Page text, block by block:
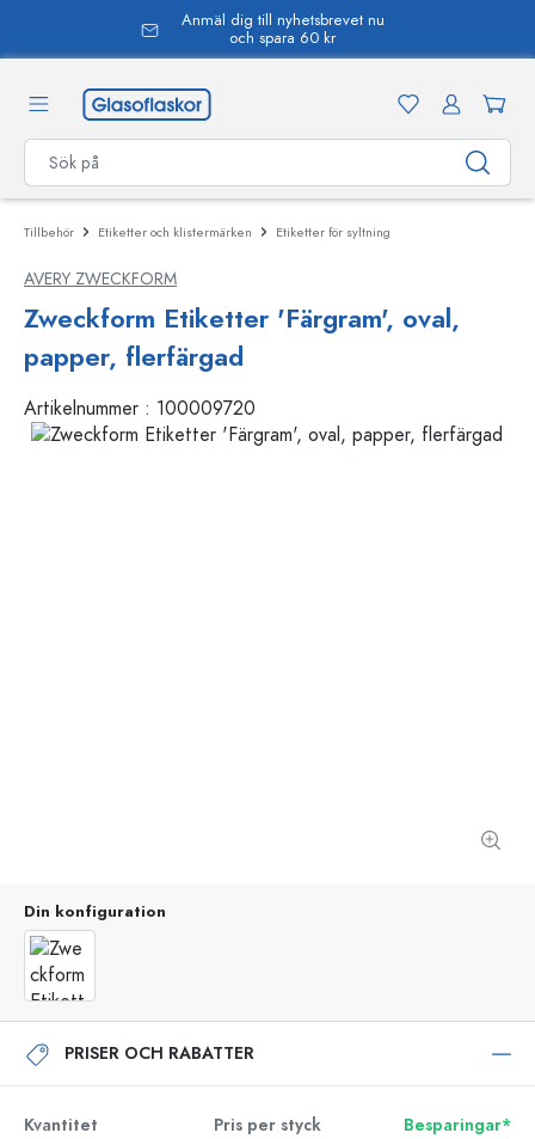
Anmäl dig till nyhetsbrevet nu
och spara 60 kr
Tillbehör Etiketter och klistermärken Etiketter för syltning
AVERY ZWECKFORM
Zweckform Etiketter 'Färgram', oval,
papper, flerfärgad
Artikelnummer : 100009720
Din konfiguration
PRISER OCH RABATTER
Kvantitet Pris per styck
Besparingar*